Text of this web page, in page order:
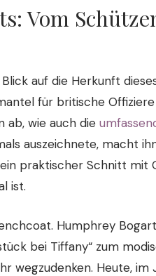
Vom
auf die Herkunft
für britische
ab, wie auch die
auszeichnete, macht
praktischer Schnitt mit
ist.
Humphrey
bei Tiffany“ zum
wegzudenken. Heute, im